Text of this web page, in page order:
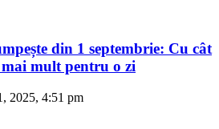
din 1 septembrie: Cu cât
mult pentru o zi
2025, 4:51 pm